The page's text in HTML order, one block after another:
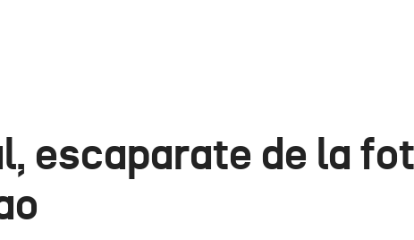
escaparate de la